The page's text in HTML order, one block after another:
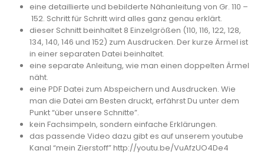
eine detaillierte und bebilderte Nähanleitung von Gr. 110 –
152. Schritt für Schritt wird alles ganz genau erklärt.
dieser Schnitt beinhaltet 8 Einzelgrößen (110, 116, 122, 128,
134, 140, 146 und 152) zum Ausdrucken. Der kurze Ärmel ist
in einer separaten Datei beinhaltet.
eine separate Anleitung, wie man einen doppelten Ärmel
näht.
eine PDF Datei zum Abspeichern und Ausdrucken. Wie
man die Datei am Besten druckt, erfährst Du unter dem
Punkt “über unsere Schnitte”.
kein Fachsimpeln, sondern einfache Erklärungen.
das passende Video dazu gibt es auf unserem youtube
Kanal “mein Zierstoff” http://youtu.be/VuAfzUO4De4